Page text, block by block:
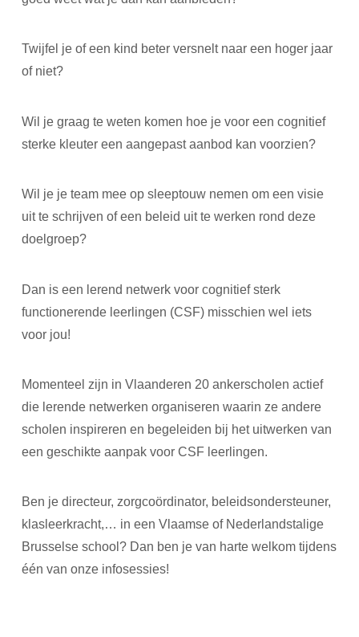
Twijfel je of een kind beter versnelt naar een hoger jaar
of niet?
Wil je graag te weten komen hoe je voor een cognitief
sterke kleuter een aangepast aanbod kan voorzien?
Wil je je team mee op sleeptouw nemen om een visie
uit te schrijven of een beleid uit te werken rond deze
doelgroep?
Dan is een lerend netwerk voor cognitief sterk
functionerende leerlingen (CSF) misschien wel iets
voor jou!
Momenteel zijn in Vlaanderen 20 ankerscholen actief
die lerende netwerken organiseren waarin ze andere
scholen inspireren en begeleiden bij het uitwerken van
een geschikte aanpak voor CSF leerlingen.
Ben je directeur, zorgcoördinator, beleidsondersteuner,
klasleerkracht,… in een Vlaamse of Nederlandstalige
Brusselse school? Dan ben je van harte welkom tijdens
één van onze infosessies!